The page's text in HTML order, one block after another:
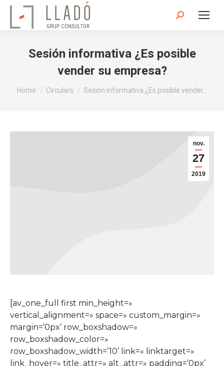
Search:
Sesión informativa ¿Es posible
vender su empresa?
You are here:
Home Circulars Sesión informativa ¿Es posible vender…
nov.
27
2019
[av_one_full first min_height=»
vertical_alignment=» space=» custom_margin=»
margin=’0px’ row_boxshadow=»
row_boxshadow_color=»
row_boxshadow_width=’10’ link=» linktarget=»
link_hover=» title_attr=» alt_attr=» padding=’0px’